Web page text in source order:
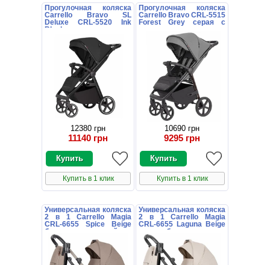
Прогулочная коляска
Carrello Bravo SL
Deluxe CRL-5520 Ink
Black черная
12380 грн
11140 грн
Купить в 1 клик
Прогулочная коляска
Carrello Bravo CRL-5515
Forest Grey серая с
10690 грн
9295 грн
Купить в 1 клик
Универсальная коляска
2 в 1 Carrello Magia
CRL-6655 Spice Beige
бежевая с сумочкой
Универсальная коляска
2 в 1 Carrello Magia
CRL-6655 Laguna Beige
светло-бежевая с
сумочкой